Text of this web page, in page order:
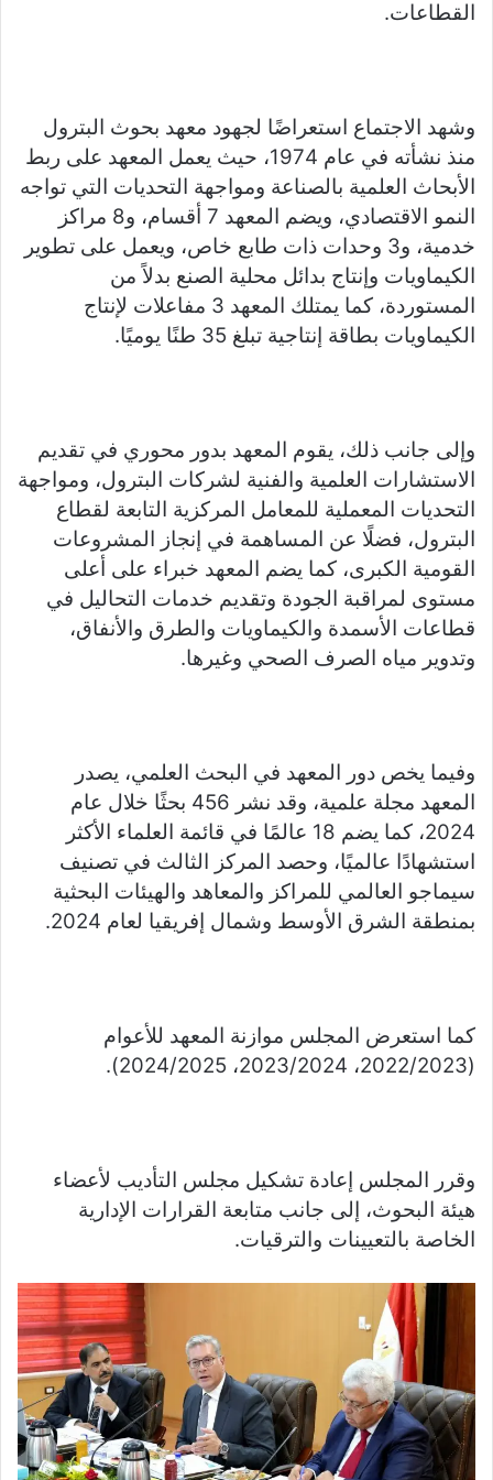
القطاعات.
وشهد الاجتماع استعراضًا لجهود معهد بحوث البترول
منذ نشأته في عام 1974، حيث يعمل المعهد على ربط
الأبحاث العلمية بالصناعة ومواجهة التحديات التي تواجه
النمو الاقتصادي، ويضم المعهد 7 أقسام، و8 مراكز
خدمية، و3 وحدات ذات طابع خاص، ويعمل على تطوير
الكيماويات وإنتاج بدائل محلية الصنع بدلاً من
المستوردة، كما يمتلك المعهد 3 مفاعلات لإنتاج
الكيماويات بطاقة إنتاجية تبلغ 35 طنًا يوميًا.
وإلى جانب ذلك، يقوم المعهد بدور محوري في تقديم
الاستشارات العلمية والفنية لشركات البترول، ومواجهة
التحديات المعملية للمعامل المركزية التابعة لقطاع
البترول، فضلًا عن المساهمة في إنجاز المشروعات
القومية الكبرى، كما يضم المعهد خبراء على أعلى
مستوى لمراقبة الجودة وتقديم خدمات التحاليل في
قطاعات الأسمدة والكيماويات والطرق والأنفاق،
وتدوير مياه الصرف الصحي وغيرها.
وفيما يخص دور المعهد في البحث العلمي، يصدر
المعهد مجلة علمية، وقد نشر 456 بحثًا خلال عام
2024، كما يضم 18 عالمًا في قائمة العلماء الأكثر
استشهادًا عالميًا، وحصد المركز الثالث في تصنيف
سيماجو العالمي للمراكز والمعاهد والهيئات البحثية
بمنطقة الشرق الأوسط وشمال إفريقيا لعام 2024.
كما استعرض المجلس موازنة المعهد للأعوام
(2022/2023، 2023/2024، 2024/2025).
وقرر المجلس إعادة تشكيل مجلس التأديب لأعضاء
هيئة البحوث، إلى جانب متابعة القرارات الإدارية
الخاصة بالتعيينات والترقيات.